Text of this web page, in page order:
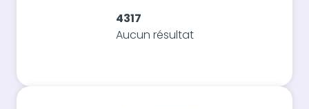
4317
Aucun résultat